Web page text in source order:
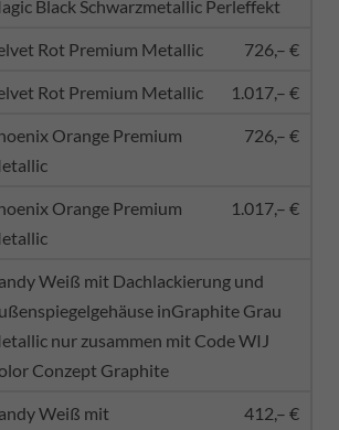
Black Schwarzmetallic Perleffekt
Rot Premium Metallic 726,– €
Rot Premium Metallic 1.017,– €
Orange Premium
726,– €
Orange Premium
1.017,– €
Weiß mit Dachlackierung und
inGraphite Grau
nur zusammen mit Code WIJ
Conzept Graphite
Weiß mit
412,– €